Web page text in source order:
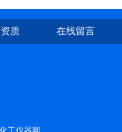
质 在线留言